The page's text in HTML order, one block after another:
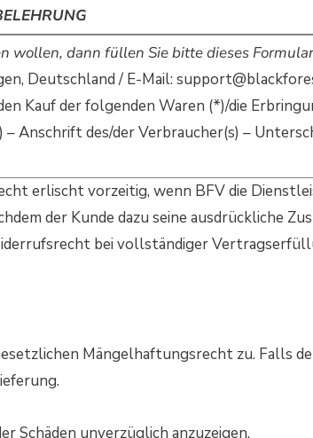
wollen, dann füllen Sie bitte dieses
Deutschland / E-Mail:
Kauf der folgenden Waren (*)/die
Anschrift des/der Verbraucher(s) –
erlischt vorzeitig, wenn BFV die
der Kunde dazu seine ausdrückliche
bei vollständiger
Mängelhaftungsrecht zu. Falls
Schäden unverzüglich anzuzeigen.